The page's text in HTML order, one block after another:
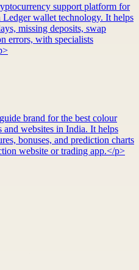
support platform for
Ledger wallet technology. It helps
missing deposits, swap
errors, with specialists
brand for the best colour
websites in India. It helps
bonuses, and prediction charts
website or trading app.</p>